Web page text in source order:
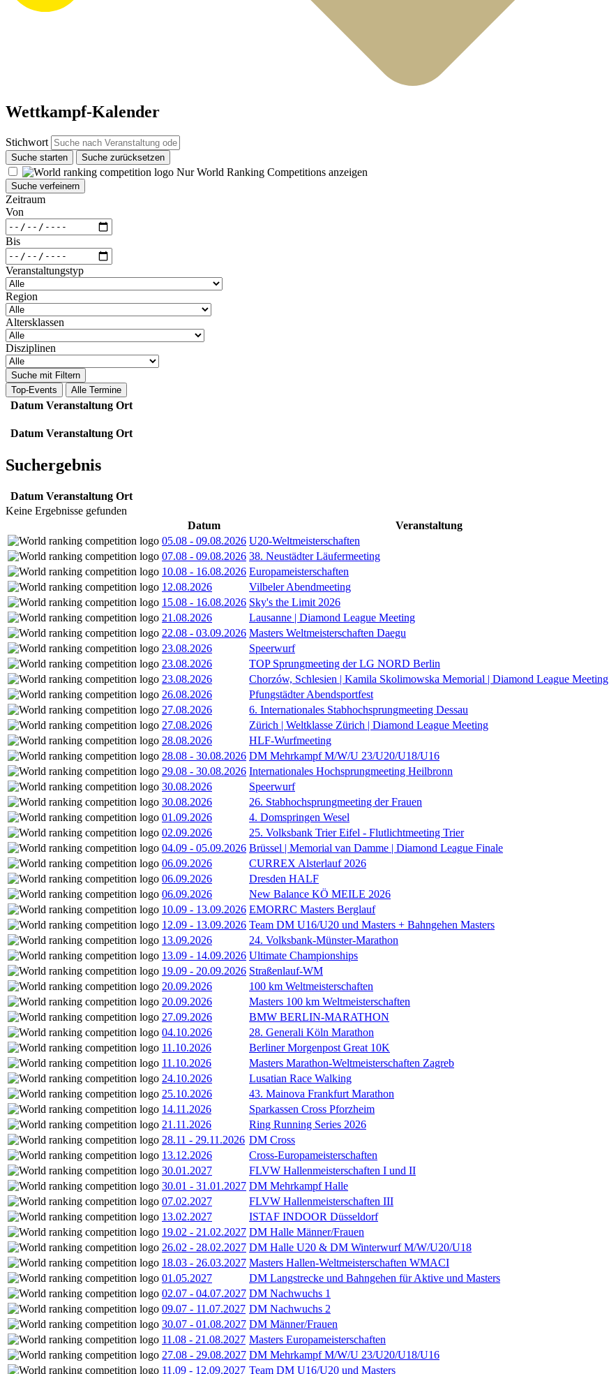
Wettkampf-Kalender
Stichwort
Suche starten Suche zurücksetzen
Nur World Ranking Competitions anzeigen
Suche verfeinern
Zeitraum
Von
Bis
Veranstaltungstyp
Region
Altersklassen
Disziplinen
Suche mit Filtern
Top-Events
Alle Termine
Datum Veranstaltung Ort
Datum Veranstaltung Ort
Suchergebnis
Datum Veranstaltung Ort
Keine Ergebnisse gefunden
Datum
Veranstaltung
05.08 - 09.08.2026 U20-Weltmeisterschaften
07.08 - 09.08.2026 38. Neustädter Läufermeeting
10.08 - 16.08.2026 Europameisterschaften
12.08.2026
Vilbeler Abendmeeting
15.08 - 16.08.2026 Sky's the Limit 2026
21.08.2026
Lausanne | Diamond League Meeting
22.08 - 03.09.2026 Masters Weltmeisterschaften Daegu
23.08.2026
Speerwurf
23.08.2026
TOP Sprungmeeting der LG NORD Berlin
23.08.2026
Chorzów, Schlesien | Kamila Skolimowska Memorial | Diamond League Meeting
26.08.2026
Pfungstädter Abendsportfest
27.08.2026
6. Internationales Stabhochsprungmeeting Dessau
27.08.2026
Zürich | Weltklasse Zürich | Diamond League Meeting
28.08.2026
HLF-Wurfmeeting
28.08 - 30.08.2026 DM Mehrkampf M/W/U 23/U20/U18/U16
29.08 - 30.08.2026 Internationales Hochsprungmeeting Heilbronn
30.08.2026
Speerwurf
30.08.2026
26. Stabhochsprungmeeting der Frauen
01.09.2026
4. Domspringen Wesel
02.09.2026
25. Volksbank Trier Eifel - Flutlichtmeeting Trier
04.09 - 05.09.2026 Brüssel | Memorial van Damme | Diamond League Finale
06.09.2026
CURREX Alsterlauf 2026
06.09.2026
Dresden HALF
06.09.2026
New Balance KÖ MEILE 2026
10.09 - 13.09.2026 EMORRC Masters Berglauf
12.09 - 13.09.2026 Team DM U16/U20 und Masters + Bahngehen Masters
13.09.2026
24. Volksbank-Münster-Marathon
13.09 - 14.09.2026 Ultimate Championships
19.09 - 20.09.2026 Straßenlauf-WM
20.09.2026
100 km Weltmeisterschaften
20.09.2026
Masters 100 km Weltmeisterschaften
27.09.2026
BMW BERLIN-MARATHON
04.10.2026
28. Generali Köln Marathon
11.10.2026
Berliner Morgenpost Great 10K
11.10.2026
Masters Marathon-Weltmeisterschaften Zagreb
24.10.2026
Lusatian Race Walking
25.10.2026
43. Mainova Frankfurt Marathon
14.11.2026
Sparkassen Cross Pforzheim
21.11.2026
Ring Running Series 2026
28.11 - 29.11.2026 DM Cross
13.12.2026
Cross-Europameisterschaften
30.01.2027
FLVW Hallenmeisterschaften I und II
30.01 - 31.01.2027 DM Mehrkampf Halle
07.02.2027
FLVW Hallenmeisterschaften III
13.02.2027
ISTAF INDOOR Düsseldorf
19.02 - 21.02.2027 DM Halle Männer/Frauen
26.02 - 28.02.2027 DM Halle U20 & DM Winterwurf M/W/U20/U18
18.03 - 26.03.2027 Masters Hallen-Weltmeisterschaften WMACI
01.05.2027
DM Langstrecke und Bahngehen für Aktive und Masters
02.07 - 04.07.2027 DM Nachwuchs 1
09.07 - 11.07.2027 DM Nachwuchs 2
30.07 - 01.08.2027 DM Männer/Frauen
11.08 - 21.08.2027 Masters Europameisterschaften
27.08 - 29.08.2027 DM Mehrkampf M/W/U 23/U20/U18/U16
11.09 - 12.09.2027 Team DM U16/U20 und Masters